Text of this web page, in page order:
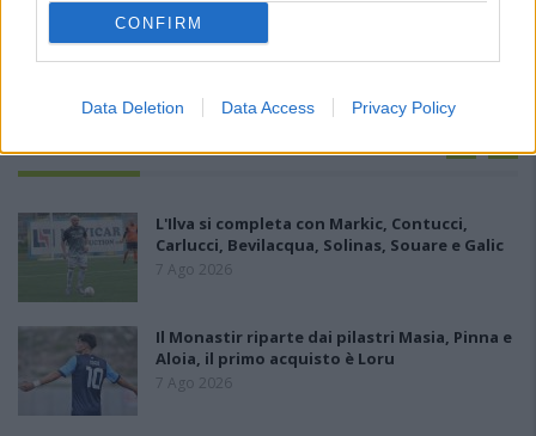
CONFIRM
Data Deletion Data Access Privacy Policy
PIÙ LETTI OGGI
L'Ilva si completa con Markic, Contucci,
Carlucci, Bevilacqua, Solinas, Souare e Galic
7 Ago 2026
Il Monastir riparte dai pilastri Masia, Pinna e
Aloia, il primo acquisto è Loru
7 Ago 2026